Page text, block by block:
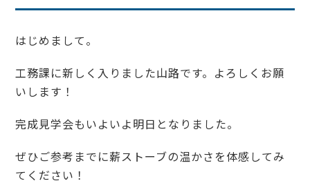
はじめまして。
工務課に新しく入りました山路です。よろしくお願
いします！
完成見学会もいよいよ明日となりました。
ぜひご参考までに薪ストーブの温かさを体感してみ
てください！